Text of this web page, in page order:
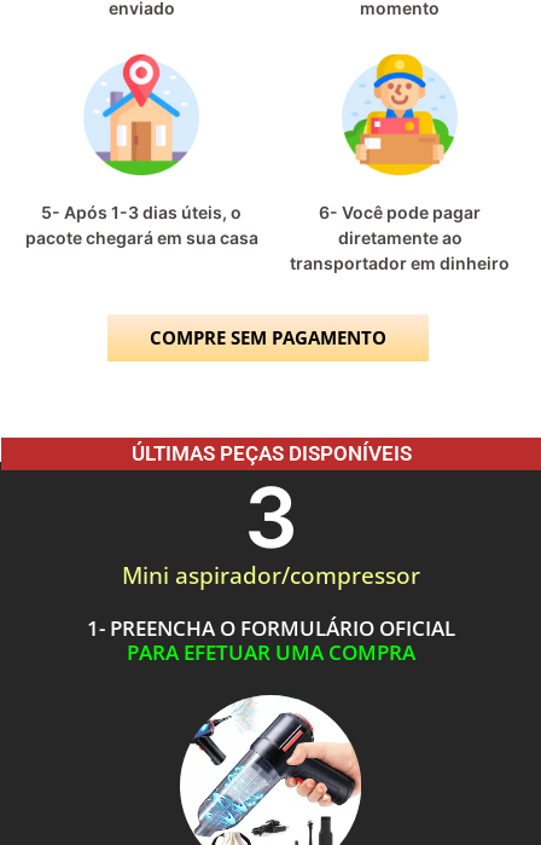
enviado
momento
5- Após 1-3 dias úteis, o
pacote chegará em sua casa
6- Você pode pagar
diretamente ao
transportador em dinheiro
COMPRE SEM PAGAMENTO
ÚLTIMAS PEÇAS DISPONÍVEIS
Mini aspirador/compressor
3
1- PREENCHA O FORMULÁRIO OFICIAL
PARA EFETUAR UMA COMPRA